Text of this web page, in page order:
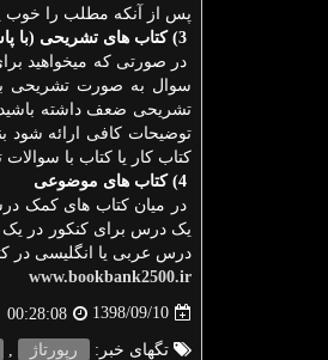
پس از آنکه مطلب را خوب
در صورتی که میخواهید
سوال به صورت تشریحی
تشریحی ضعف داشته
توضیحات کافی ارائه شود
کتاب کار یا کتاب با
در میان کتاب های کمک
یک درس برای کنکور در یک
درس عربی یا انگلیسی در
www.bookbank2500.ir
1398/09/10
00:28:08
تگهای خبر: رپورتاژ